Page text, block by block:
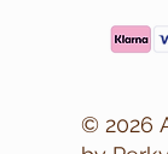
© 2026